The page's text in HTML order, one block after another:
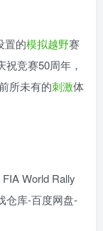
置的模拟越野赛
竞赛50周年，
所未有的刺激体